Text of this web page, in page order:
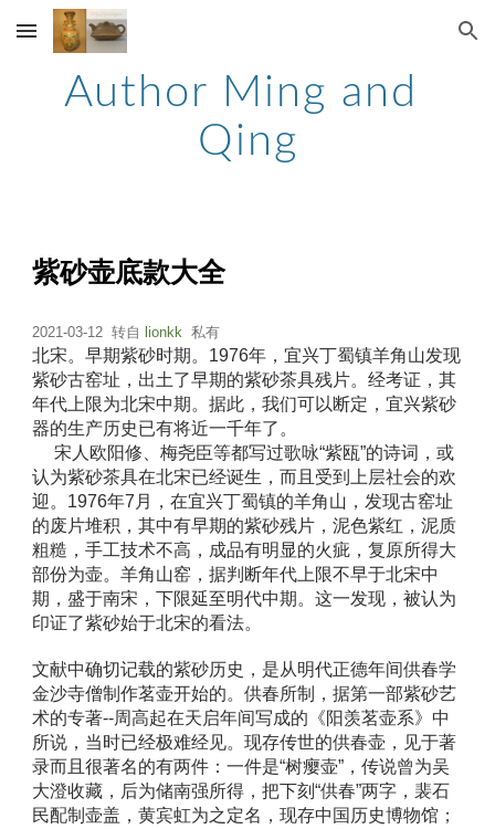
Skip to main content Skip to navigation
Author Ming and
Qing
紫砂壶底款大全
2021-03-12  转自 lionkk
  私有
北宋。早期紫砂时期。1976年，宜兴丁蜀镇羊角山发现
紫砂古窑址，出土了早期的紫砂茶具残片。经考证，其
年代上限为北宋中期。据此，我们可以断定，宜兴紫砂
器的生产历史已有将近一千年了。
宋人欧阳修、梅尧臣等都写过歌咏“紫瓯”的诗词，或
认为紫砂茶具在北宋已经诞生，而且受到上层社会的欢
迎。1976年7月，在宜兴丁蜀镇的羊角山，发现古窑址
的废片堆积，其中有早期的紫砂残片，泥色紫红，泥质
粗糙，手工技术不高，成品有明显的火疵，复原所得大
部份为壶。羊角山窑，据判断年代上限不早于北宋中
期，盛于南宋，下限延至明代中期。这一发现，被认为
印证了紫砂始于北宋的看法。
文献中确切记载的紫砂历史，是从明代正德年间供春学
金沙寺僧制作茗壶开始的。供春所制，据第一部紫砂艺
术的专著--周高起在天启年间写成的《阳羡茗壶系》中
所说，当时已经极难经见。现存传世的供春壶，见于著
录而且很著名的有两件：一件是“树瘿壶”，传说曾为吴
大澄收藏，后为储南强所得，把下刻“供春”两字，裴石
民配制壶盖，黄宾虹为之定名，现存中国历史博物馆；